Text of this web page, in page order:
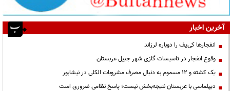
آخرین اخبار
انفجارها کی‌یف را دوباره لرزاند
وقوع انفجار در تاسیسات گازی شهر جبیل عربستان
یک کشته و ۱۲ مسموم به دنبال مصرف مشروبات الکلی در نیشابور
دیپلماسی با عربستان نتیجه‌بخش نیست؛ پاسخ نظامی ضروری است